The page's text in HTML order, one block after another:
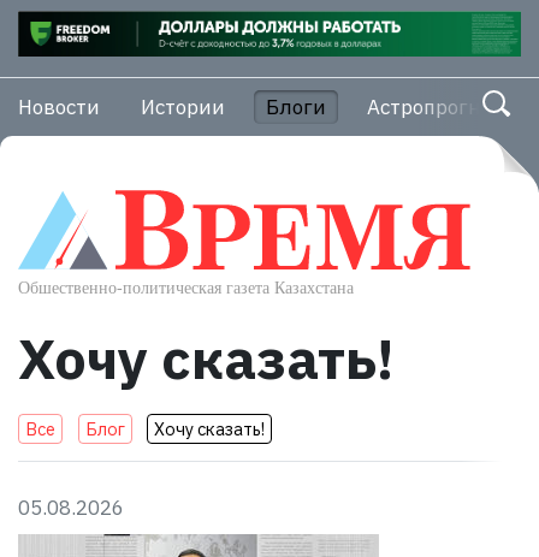
Новости Истории Блоги Астропрогноз
Хочу сказать!
Все Блог Хочу сказать!
05.08.2026